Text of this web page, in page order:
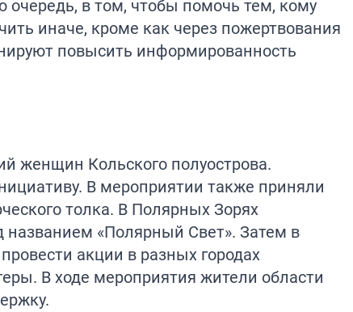
очередь, в том, чтобы помочь тем, кому
иначе, кроме как через пожертвования
повысить информированность
женщин Кольского полуострова.
В мероприятии также приняли
толка. В Полярных Зорях
названием «Полярный Свет». Затем в
акции в разных городах
В ходе мероприятия жители области